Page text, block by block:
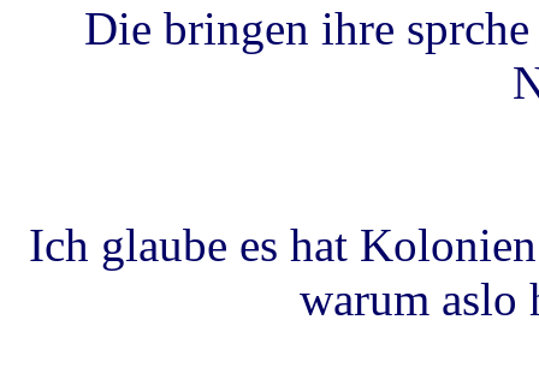
Die bringen ihre
Ich glaube es hat
warum aslo